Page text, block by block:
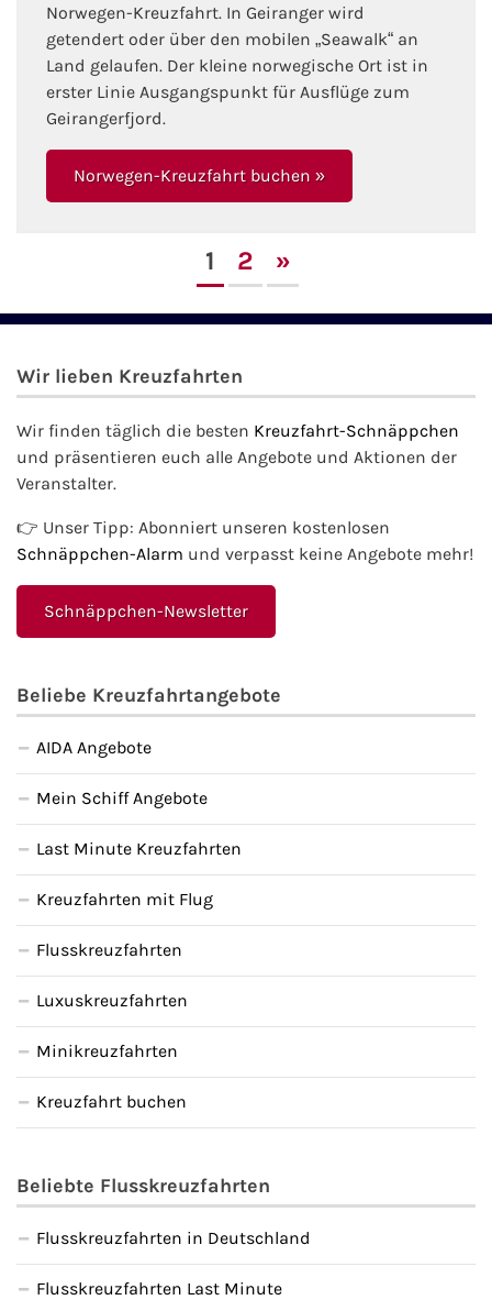
Norwegen-Kreuzfahrt. In Geiranger wird
getendert oder über den mobilen „Seawalk“ an
Land gelaufen. Der kleine norwegische Ort ist in
erster Linie Ausgangspunkt für Ausflüge zum
Geirangerfjord.
Norwegen-Kreuzfahrt buchen »
1 2 »
Wir lieben Kreuzfahrten
Wir finden täglich die besten Kreuzfahrt-Schnäppchen
und präsentieren euch alle Angebote und Aktionen der
Veranstalter.
👉 Unser Tipp: Abonniert unseren kostenlosen
Schnäppchen-Alarm und verpasst keine Angebote mehr!
Schnäppchen-Newsletter
Beliebe Kreuzfahrtangebote
AIDA Angebote
Mein Schiff Angebote
Last Minute Kreuzfahrten
Kreuzfahrten mit Flug
Flusskreuzfahrten
Luxuskreuzfahrten
Minikreuzfahrten
Kreuzfahrt buchen
Beliebte Flusskreuzfahrten
Flusskreuzfahrten in Deutschland
Flusskreuzfahrten Last Minute